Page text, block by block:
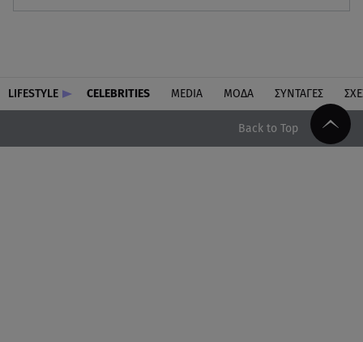
LIFESTYLE CELEBRITIES MEDIA ΜΟΔΑ ΣΥΝΤΑΓΕΣ
Back to Top